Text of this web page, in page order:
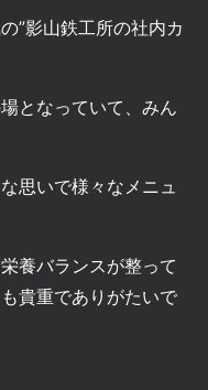
”影山鉄工所の社内カ
となっていて、みん
思いで様々なメニュ
栄養バランスが整って
貴重でありがたいで